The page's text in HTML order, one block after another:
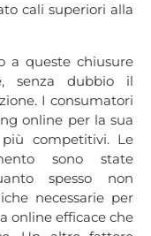
cali superiori alla
a queste chiusure
senza dubbio il
I consumatori
online per la sua
competitivi. Le
sono state
spesso non
necessarie per
online efficace che